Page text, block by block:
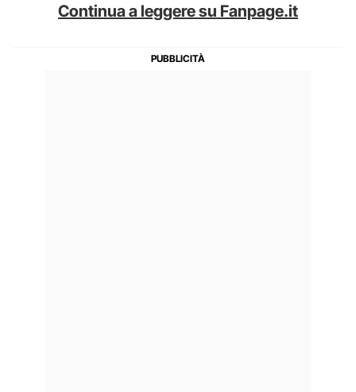
Continua a leggere su Fanpage.it